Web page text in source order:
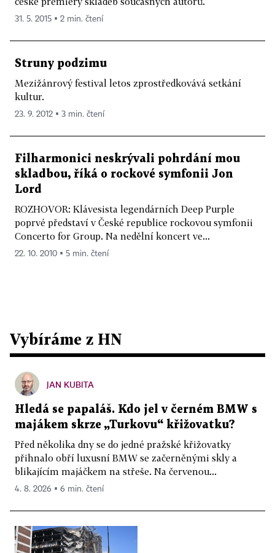
31. 5. 2015 ▪ 2 min. čtení
Struny podzimu
Mezižánrový festival letos zprostředkovává setkání
kultur.
23. 9. 2012 ▪ 3 min. čtení
Filharmonici neskrývali pohrdání mou
skladbou, říká o rockové symfonii Jon
Lord
ROZHOVOR: Klávesista legendárních Deep Purple
poprvé představí v České republice rockovou symfonii
Concerto for Group. Na nedělní koncert ve...
22. 10. 2010 ▪ 5 min. čtení
Vybíráme z HN
JAN KUBITA
Hledá se papaláš. Kdo jel v černém BMW s
majákem skrze „Turkovu“ křižovatku?
Před několika dny se do jedné pražské křižovatky
přihnalo obří luxusní BMW se začerněnými skly a
blikajícím majáčkem na střeše. Na červenou...
4. 8. 2026 ▪ 6 min. čtení